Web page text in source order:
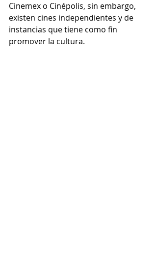
Cinemex o Cinépolis, sin embargo,
existen cines independientes y de
instancias que tiene como fin
promover la cultura.